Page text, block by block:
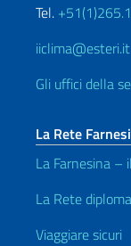
Tel.
iiclima@esteri.it
Gli uffici della
La Rete
La Farnesina –
La Rete
Viaggiare sicuri